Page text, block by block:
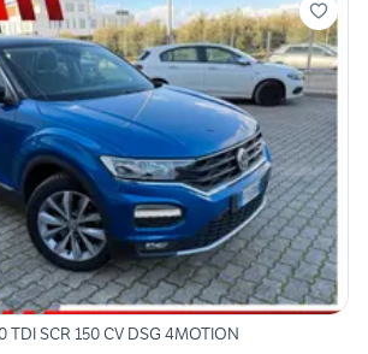
TDI SCR 150 CV DSG 4MOTION